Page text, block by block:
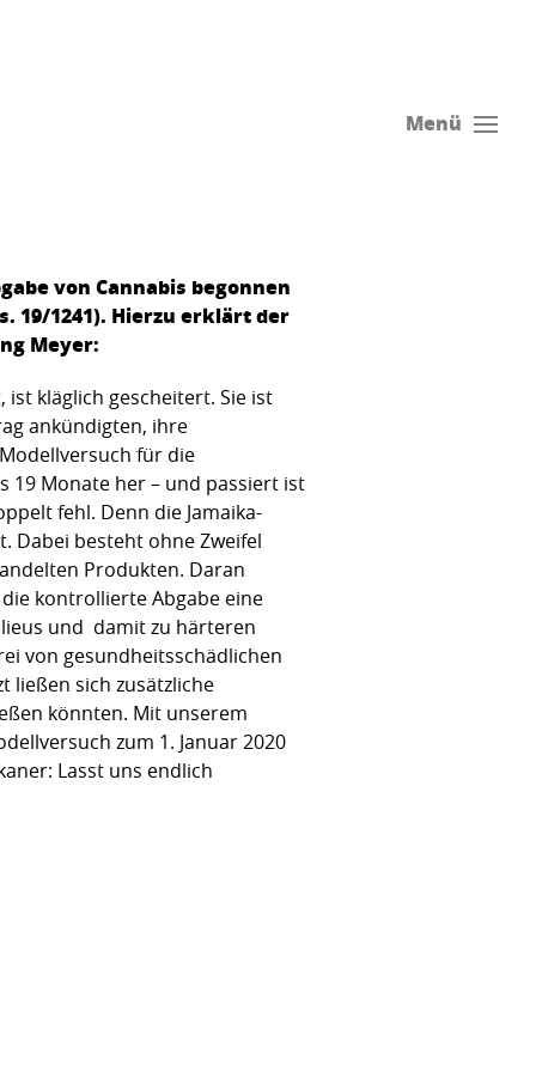
Menü
von Cannabis begonnen
19/1241). Hierzu erklärt der
Meyer:
kläglich gescheitert. Sie ist
ankündigten, ihre
für die
19 Monate her – und passiert ist
fehl. Denn die Jamaika-
Dabei besteht ohne Zweifel
Produkten. Daran
kontrollierte Abgabe eine
und damit zu härteren
von gesundheitsschädlichen
ließen sich zusätzliche
könnten. Mit unserem
zum 1. Januar 2020
Lasst uns endlich